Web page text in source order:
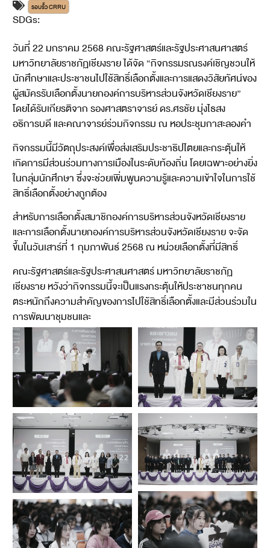
รอบรั้ว CRRU
SDGs:
วันที่ 22 มกราคม 2568 คณะรัฐศาสตร์และรัฐประศาสนศาสตร์
มหาวิทยาลัยราชภัฏเชียงราย ได้จัด “กิจกรรมรณรงค์เชิญชวนให้
นักศึกษาและประชาชนไปใช้สิทธิ์เลือกตั้งและการแสดงวิสัยทัศน์ของ
ผู้สมัครรับเลือกตั้งนายกองค์การบริหารส่วนจังหวัดเชียงราย”
โดยได้รับเกียรติจาก รองศาสตราจารย์ ดร.ศรชัย มุ่งไธสง
อธิการบดี และคณาจารย์ร่วมกิจกรรม ณ หอประชุมกาสะลองคำ
กิจกรรมนี้มีวัตถุประสงค์เพื่อส่งเสริมประชาธิปไตยและกระตุ้นให้
เกิดการมีส่วนร่วมทางการเมืองในระดับท้องถิ่น โดยเฉพาะอย่างยิ่ง
ในกลุ่มนักศึกษา ซึ่งจะช่วยเพิ่มพูนความรู้และความเข้าใจในการใช้
สิทธิ์เลือกตั้งอย่างถูกต้อง
สำหรับการเลือกตั้งสมาชิกองค์การบริหารส่วนจังหวัดเชียงราย
และการเลือกตั้งนายกองค์การบริหารส่วนจังหวัดเชียงราย จะจัด
ขึ้นในวันเสาร์ที่ 1 กุมภาพันธ์ 2568 ณ หน่วยเลือกตั้งที่มีสิทธิ์
คณะรัฐศาสตร์และรัฐประศาสนศาสตร์ มหาวิทยาลัยราชภัฏ
เชียงราย หวังว่ากิจกรรมนี้จะเป็นแรงกระตุ้นให้ประชาชนทุกคน
ตระหนักถึงความสำคัญของการไปใช้สิทธิ์เลือกตั้งและมีส่วนร่วมใน
การพัฒนาชุมชนและ